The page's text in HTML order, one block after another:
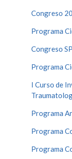
Congreso
Programa
Congreso
Programa
I Curso de
Programa
Programa
Programa